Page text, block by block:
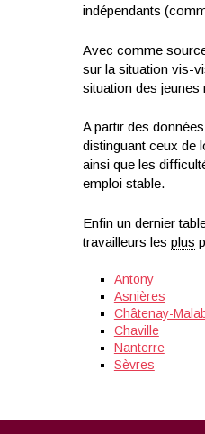
indépendants
Avec comme
sur la situation vis-
situation des
A partir des
distinguant ceux de
ainsi que les
emploi stable.
Enfin un dernier
travailleurs les plus
Antony
Asnières
Châtenay-
Chaville
Nanterre
Sèvres